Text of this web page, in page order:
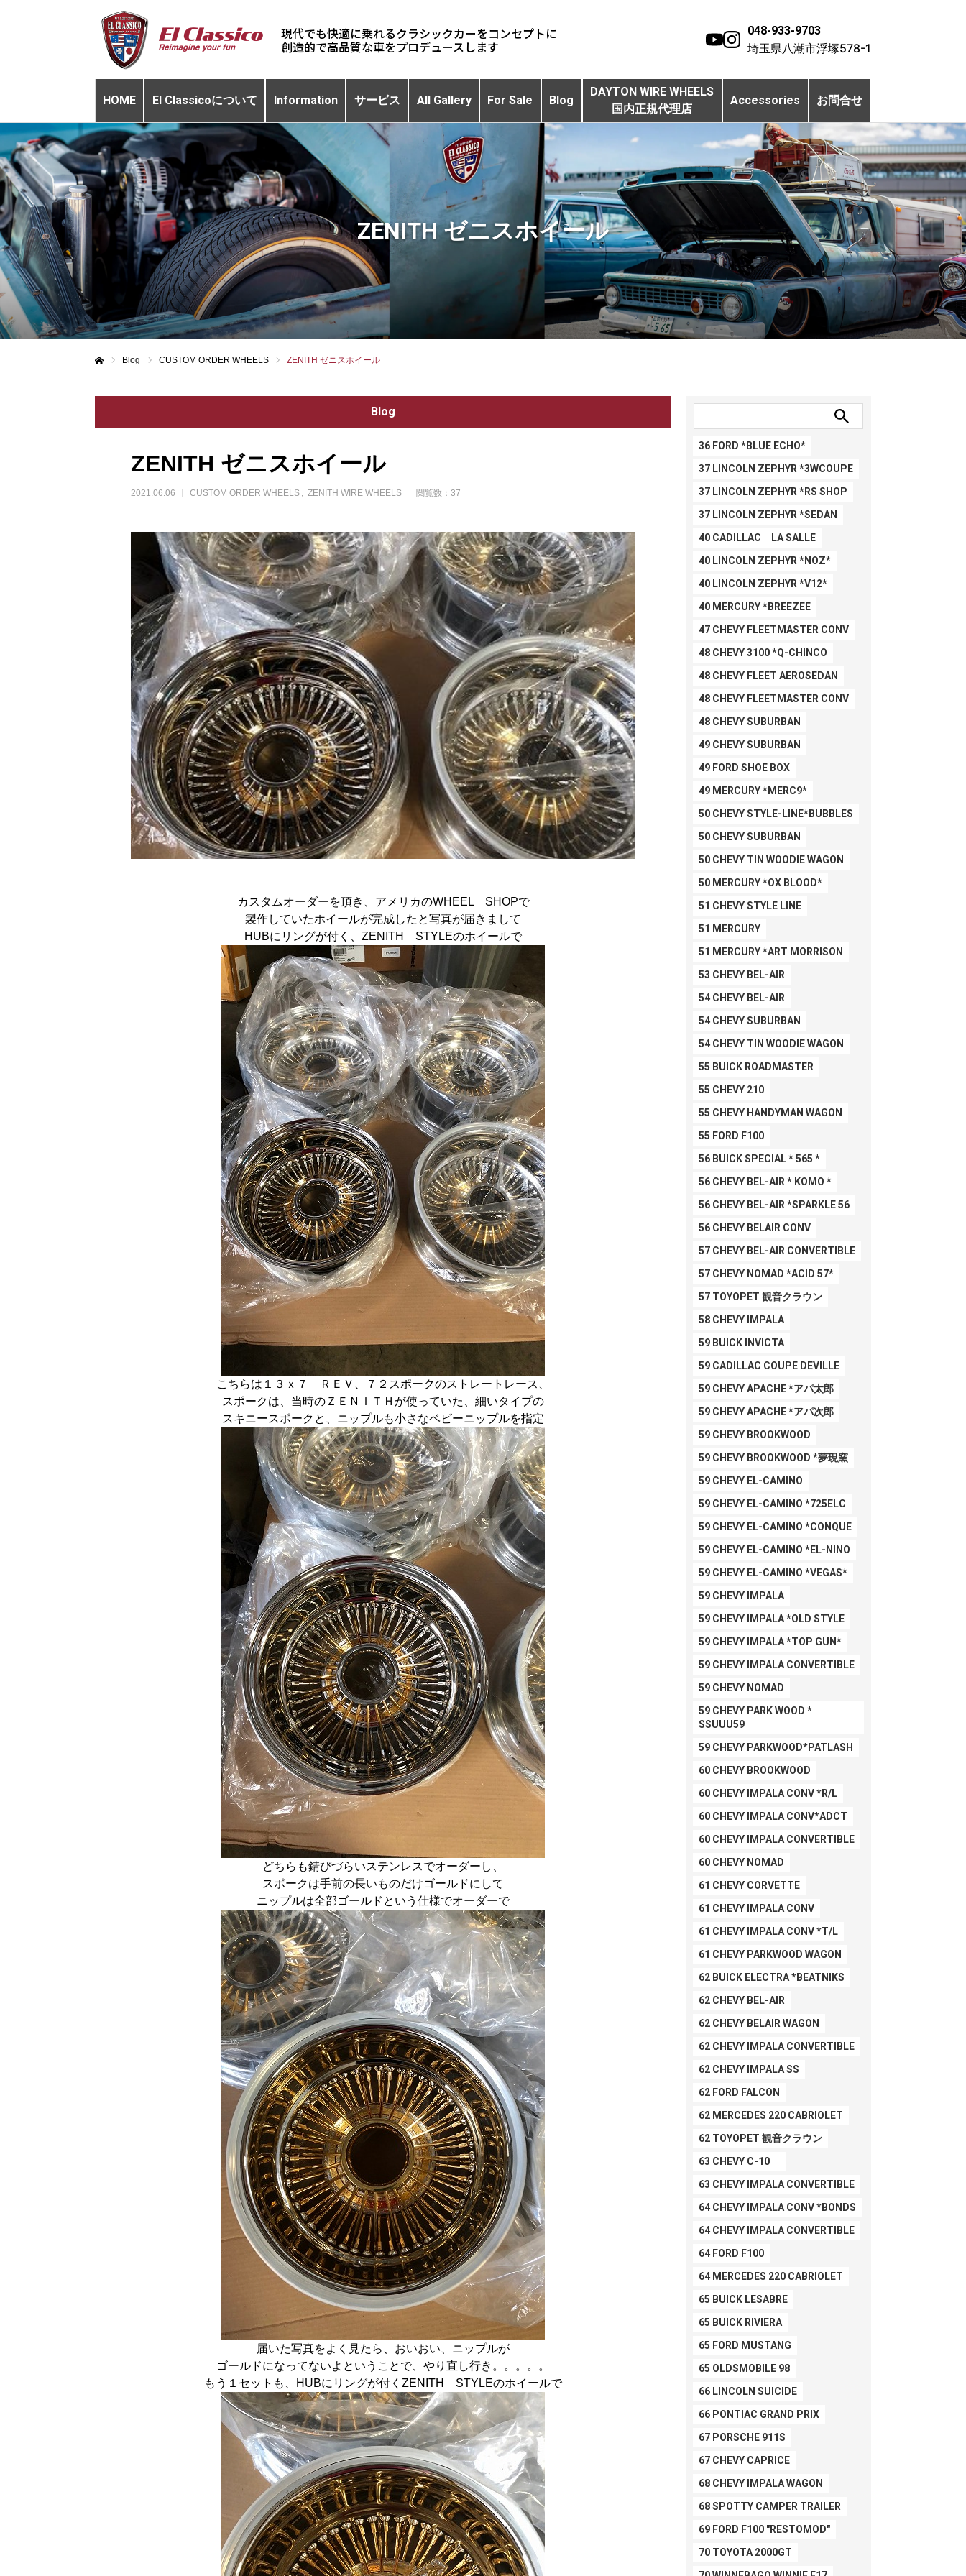
現代でも快適に乗れるクラシックカーをコンセプトに 048-933-9703
埼玉県八潮市浮塚578-1
HOME El Classicoについて Information サービス All Gallery For Sale Blog
DAYTON WIRE WHEELS
国内正規代理店
Accessories お問合せ
ZENITH ゼニスホイール
Blog CUSTOM ORDER WHEELS ZENITH ゼニスホイール
Blog
ZENITH ゼニスホイール
2021.06.06 CUSTOM ORDER WHEELS ZENITH WIRE WHEELS 閲覧数：37
カスタムオーダーを頂き、アメリカのWHEEL SHOPで
製作していたホイールが完成したと写真が届きまして
HUBにリングが付く、ZENITH STYLEのホイールで
こちらは１３ｘ７ ＲＥＶ、７２スポークのストレートレース、
スポークは、当時のＺＥＮＩＴＨが使っていた、細いタイプの
スキニースポークと、ニップルも小さなベビーニップルを指定
どちらも錆びづらいステンレスでオーダーし、
スポークは手前の長いものだけゴールドにして
ニップルは全部ゴールドという仕様でオーダーで
届いた写真をよく見たら、おいおい、ニップルが
ゴールドになってないよということで、やり直し行き。。。。。
もう１セットも、HUBにリングが付くZENITH STYLEのホイールで
36 FORD *BLUE ECHO*
37 LINCOLN ZEPHYR *3WCOUPE
37 LINCOLN ZEPHYR *RS SHOP
37 LINCOLN ZEPHYR *SEDAN
40 CADILLAC LA SALLE
40 LINCOLN ZEPHYR *NOZ*
40 LINCOLN ZEPHYR *V12*
40 MERCURY *BREEZEE
47 CHEVY FLEETMASTER CONV
48 CHEVY 3100 *Q-CHINCO
48 CHEVY FLEET AEROSEDAN
48 CHEVY FLEETMASTER CONV
48 CHEVY SUBURBAN
49 CHEVY SUBURBAN
49 FORD SHOE BOX
49 MERCURY *MERC9*
50 CHEVY STYLE-LINE*BUBBLES
50 CHEVY SUBURBAN
50 CHEVY TIN WOODIE WAGON
50 MERCURY *OX BLOOD*
51 CHEVY STYLE LINE
51 MERCURY
51 MERCURY *ART MORRISON
53 CHEVY BEL-AIR
54 CHEVY BEL-AIR
54 CHEVY SUBURBAN
54 CHEVY TIN WOODIE WAGON
55 BUICK ROADMASTER
55 CHEVY 210
55 CHEVY HANDYMAN WAGON
55 FORD F100
56 BUICK SPECIAL * 565 *
56 CHEVY BEL-AIR * KOMO *
56 CHEVY BEL-AIR *SPARKLE 56
56 CHEVY BELAIR CONV
57 CHEVY BEL-AIR CONVERTIBLE
57 CHEVY NOMAD *ACID 57*
57 TOYOPET 観音クラウン
58 CHEVY IMPALA
59 BUICK INVICTA
59 CADILLAC COUPE DEVILLE
59 CHEVY APACHE *アパ太郎
59 CHEVY APACHE *アパ次郎
59 CHEVY BROOKWOOD
59 CHEVY BROOKWOOD *夢現窯
59 CHEVY EL-CAMINO
59 CHEVY EL-CAMINO *725ELC
59 CHEVY EL-CAMINO *CONQUE
59 CHEVY EL-CAMINO *EL-NINO
59 CHEVY EL-CAMINO *VEGAS*
59 CHEVY IMPALA
59 CHEVY IMPALA *OLD STYLE
59 CHEVY IMPALA *TOP GUN*
59 CHEVY IMPALA CONVERTIBLE
59 CHEVY NOMAD
59 CHEVY PARK WOOD *
SSUUU59
59 CHEVY PARKWOOD*PATLASH
60 CHEVY BROOKWOOD
60 CHEVY IMPALA CONV *R/L
60 CHEVY IMPALA CONV*ADCT
60 CHEVY IMPALA CONVERTIBLE
60 CHEVY NOMAD
61 CHEVY CORVETTE
61 CHEVY IMPALA CONV
61 CHEVY IMPALA CONV *T/L
61 CHEVY PARKWOOD WAGON
62 BUICK ELECTRA *BEATNIKS
62 CHEVY BEL-AIR
62 CHEVY BELAIR WAGON
62 CHEVY IMPALA CONVERTIBLE
62 CHEVY IMPALA SS
62 FORD FALCON
62 MERCEDES 220 CABRIOLET
62 TOYOPET 観音クラウン
63 CHEVY C-10
63 CHEVY IMPALA CONVERTIBLE
64 CHEVY IMPALA CONV *BONDS
64 CHEVY IMPALA CONVERTIBLE
64 FORD F100
64 MERCEDES 220 CABRIOLET
65 BUICK LESABRE
65 BUICK RIVIERA
65 FORD MUSTANG
65 OLDSMOBILE 98
66 LINCOLN SUICIDE
66 PONTIAC GRAND PRIX
67 PORSCHE 911S
67 CHEVY CAPRICE
68 CHEVY IMPALA WAGON
68 SPOTTY CAMPER TRAILER
69 FORD F100 "RESTOMOD"
70 TOYOTA 2000GT